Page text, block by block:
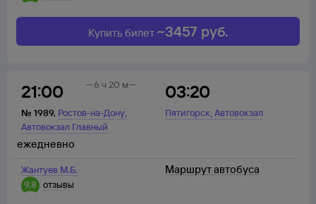
Купить билет ~3457 руб.
21:00
№ 1989, Ростов-на-Дону,
Автовокзал Главный
03:20
Пятигорск,Автовокзал
6 ч 20 м
Жантуев М.Б.
9,8
отзывы
ежедневно
Маршрут автобуса